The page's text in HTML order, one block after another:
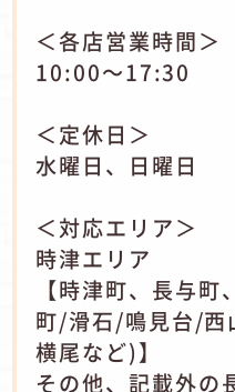
＜各店営業時間＞
10:00～17:30
＜定休日＞
水曜日、日曜日
＜対応エリア＞
時津エリア
【時津町、長与
町/滑石/鳴見台/
横尾など)】
その他、記載外の